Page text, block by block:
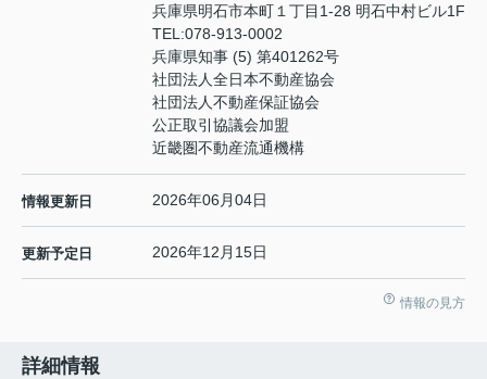
兵庫県明石市本町１丁目1-28 明石中村ビル1F
TEL:078-913-0002
兵庫県知事 (5) 第401262号
社団法人全日本不動産協会
社団法人不動産保証協会
公正取引協議会加盟
近畿圏不動産流通機構
情報更新日 2026年06月04日
更新予定日 2026年12月15日
情報の見方
詳細情報